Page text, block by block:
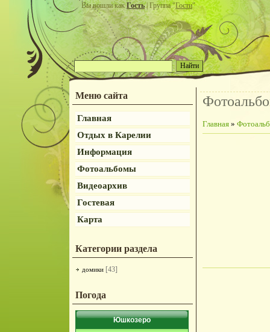
Вы вошли какГость| Группа "Гости"
Меню сайта
Главная
Отдых в Карелии
Информация
Фотоальбомы
Видеоархив
Гостевая
Карта
Категории раздела
домики [43]
Погода
Юшкозеро
Главная »